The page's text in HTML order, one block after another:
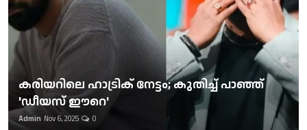
കരിയറിലെ ഹാട്രിക് നേട്ടം; കുതിച്ച് പാഞ്ഞ്
'ഡീയസ് ഈറെ'
Admin Nov 6, 2025 0